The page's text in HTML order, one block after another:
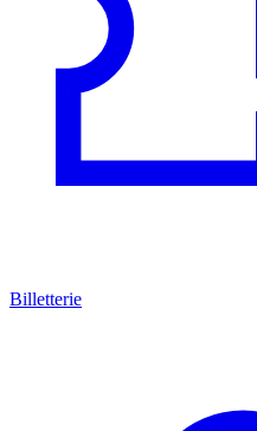
Billetterie